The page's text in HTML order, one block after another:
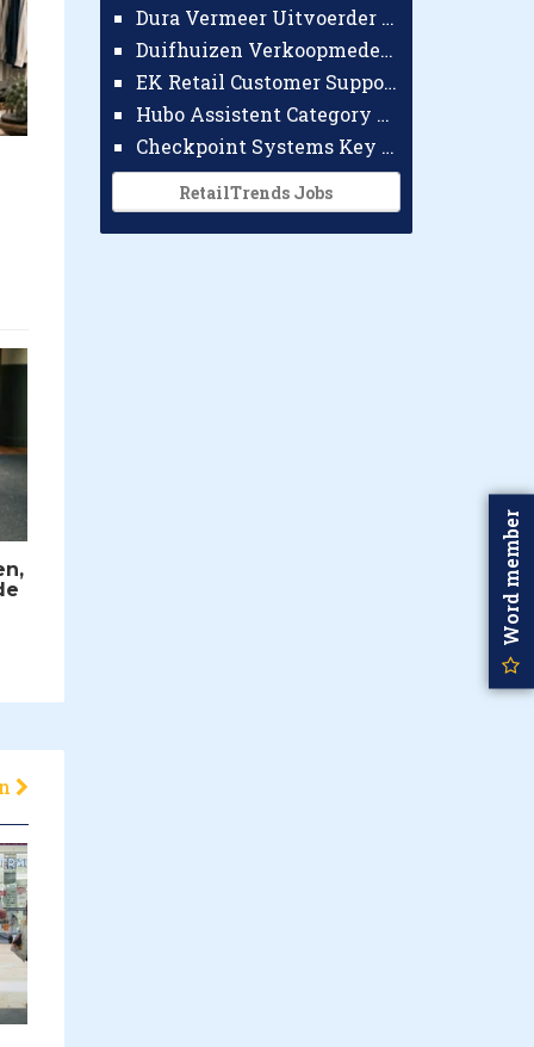
Dura Vermeer Uitvoerder Civiel Nijmegen
Duifhuizen Verkoopmedewerker Ridderkerk
EK Retail Customer Support Omnichannel
Hubo Assistent Category Manager
Checkpoint Systems Key Accountmanager Benelux
RetailTrends Jobs
Word member